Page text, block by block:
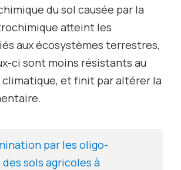
du sol causée par la
atteint les
aux écosystèmes terrestres,
ci sont moins résistants au
et finit par altérer la
par les oligo-
sols agricoles à